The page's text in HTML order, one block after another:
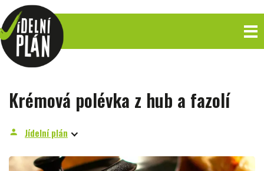
Krémová polévka z hub a fazolí
person Jídelní plán